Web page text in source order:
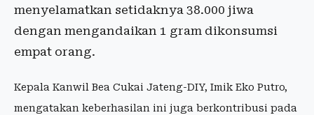
menyelamatkan setidaknya 38.000 jiwa
dengan mengandaikan 1 gram dikonsumsi
empat orang.
Kepala Kanwil Bea Cukai Jateng-DIY, Imik Eko Putro,
mengatakan keberhasilan ini juga berkontribusi pada